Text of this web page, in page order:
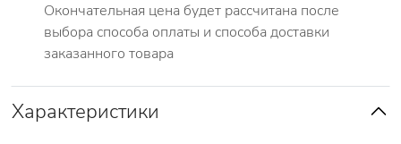
Окончательная цена будет рассчитана после
выбора способа оплаты и способа доставки
заказанного товара
Характеристики